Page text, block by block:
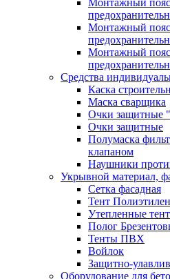
Монтажный
Монтажный
Монтажный
Средства
Каска
Маска сварщика
Очки защитные
Очки защитные
Полумаска
клапаном
Наушники
Укрывной материал,
Сетка фасадная
Тент
Утепленные
Полог
Тенты ПВХ
Войлок
Защитно-
Оборудование для